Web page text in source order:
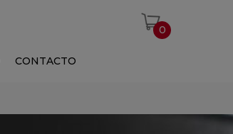
0
CONTACTO